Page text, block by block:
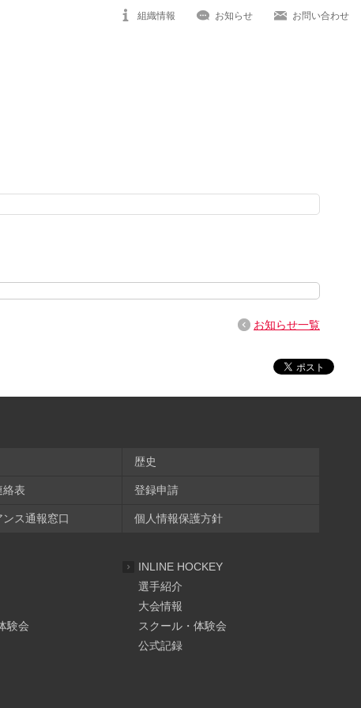
組織情報 お知らせ お問い合わせ
お知らせ一覧
歴史
絡表 登録申請
ス通報窓口 個人情報保護方針
験会
INLINE HOCKEY
選手紹介
大会情報
スクール・体験会
公式記録